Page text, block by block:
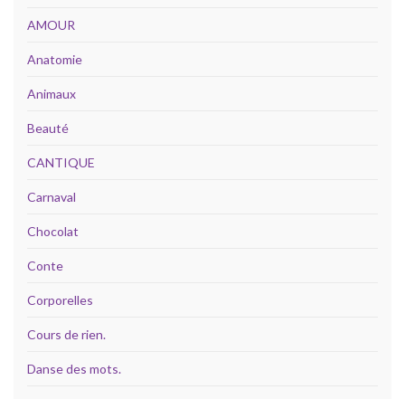
AMOUR
Anatomie
Animaux
Beauté
CANTIQUE
Carnaval
Chocolat
Conte
Corporelles
Cours de rien.
Danse des mots.